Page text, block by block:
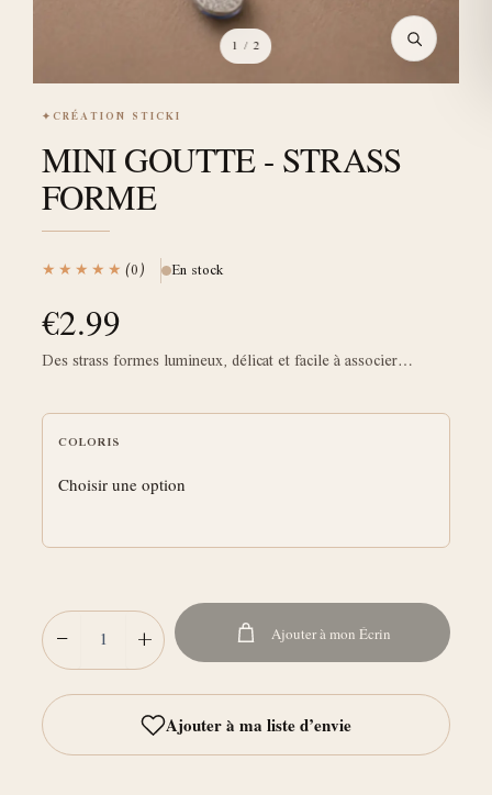
1 / 2
✦CRÉATION STICKI
MINI GOUTTE - STRASS
FORME
★★★★★(0) En stock
€2.99
Des strass formes lumineux, délicat et facile à associer…
COLORIS
− + Ajouter à mon Écrin